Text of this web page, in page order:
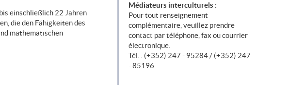
einschließlich 22 Jahren
die den Fähigkeiten des
mathematischen
Médiateurs interculturels :
Pour tout renseignement
complémentaire, veuillez prendre
contact par téléphone, fax ou courrier
électronique.
Tél. : (+352) 247 - 95284 / (+352) 247
- 85196